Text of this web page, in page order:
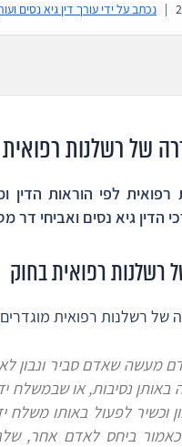
| נכתב על ידי עורך דין גיא נסים
של רשלנות רפואית
רפואית לפי הוראות
הדין גיא נסים ואביחי דר
רשלנות רפואית בחוק
של רשלנות רפואית מוגדרים
מעשה שאדם סביר ונבון
באותן נסיבות, אושבמשלח
וכשיר לפעול באותו
ביחס לאדם אחר,